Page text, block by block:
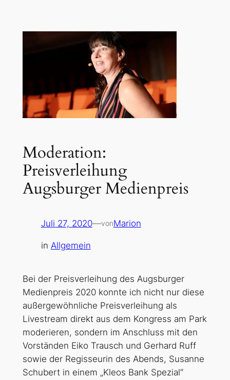
Moderation:
Preisverleihung
Augsburger Medienpreis
Juli 27, 2020—vonMarion
in Allgemein
Bei der Preisverleihung des Augsburger
Medienpreis 2020 konnte ich nicht nur diese
außergewöhnliche Preisverleihung als
Livestream direkt aus dem Kongress am Park
moderieren, sondern im Anschluss mit den
Vorständen Eiko Trausch und Gerhard Ruff
sowie der Regisseurin des Abends, Susanne
Schubert in einem „Kleos Bank Spezial“